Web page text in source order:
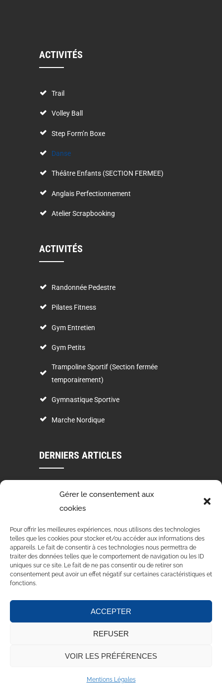
Gérer le consentement aux
cookies
Pour offrir les meilleures expériences, nous utilisons des technologies
telles que les cookies pour stocker et/ou accéder aux informations des
appareils. Le fait de consentir à ces technologies nous permettra de
traiter des données telles que le comportement de navigation ou les ID
uniques sur ce site. Le fait de ne pas consentir ou de retirer son
consentement peut avoir un effet négatif sur certaines caractéristiques et
fonctions.
ACCEPTER
REFUSER
VOIR LES PRÉFÉRENCES
Mentions Légales
ACTIVITÉS
Trail
Volley Ball
Step Form’n Boxe
Danse
Théâtre Enfants (SECTION FERMEE)
Anglais Perfectionnement
Atelier Scrapbooking
ACTIVITÉS
Randonnée Pedestre
Pilates Fitness
Gym Entretien
Gym Petits
Trampoline Sportif (Section fermée
temporairement)
Gymnastique Sportive
Marche Nordique
DERNIERS ARTICLES
STAGE DE DANSE 4 ET 5 NOVEMBRE 2023
15 Oct 2023
VOLVIC EN ROSE – MERCI POUR VOTRE PARTICIPATION
Création : CoWork&Com